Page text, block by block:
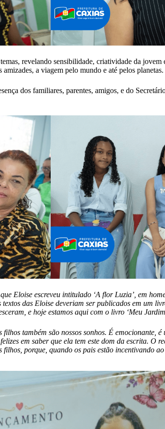
revelando sensibilidade, criatividade da
a viagem pelo mundo e até pelos planetas.
dos familiares, parentes, amigos, e do
Eloise escreveu intitulado ‘A flor Luzia’, em
das Eloise deveriam ser publicados em um
e hoje estamos aqui com o livro ‘Meu
também são nossos sonhos. É emocionante,
em saber que ela tem este dom da escrita. O
porque, quando os pais estão incentivando